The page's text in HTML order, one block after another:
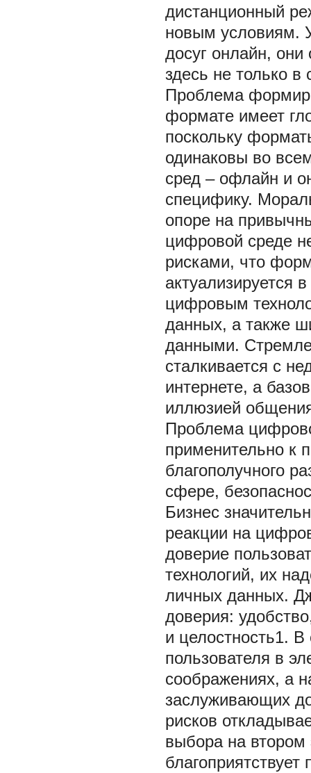
дистанционный
новым условиям.
досуг онлайн, они
здесь не только в
Проблема
формате имеет
поскольку
одинаковы во
сред – офлайн и
специфику.
опоре на
цифровой среде
рисками, что
актуализируется
цифровым
данных, а также
данными.
сталкивается с
интернете, а
иллюзией
Проблема
применительно к
благополучного
сфере,
Бизнес
реакции на
доверие
технологий, их
личных данных.
доверия:
и целостность1.
пользователя в
соображениях, а
заслуживающих
рисков
выбора на втором